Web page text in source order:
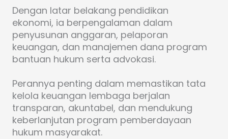
Dengan latar belakang pendidikan
ekonomi, ia berpengalaman dalam
penyusunan anggaran, pelaporan
keuangan, dan manajemen dana program
bantuan hukum serta advokasi.
Perannya penting dalam memastikan tata
kelola keuangan lembaga berjalan
transparan, akuntabel, dan mendukung
keberlanjutan program pemberdayaan
hukum masyarakat.